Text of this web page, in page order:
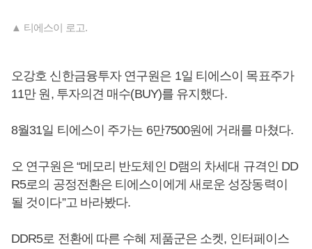
▲ 티에스이 로고.
오강호 신한금융투자 연구원은 1일 티에스이 목표주가
11만 원, 투자의견 매수(BUY)를 유지했다.
8월31일 티에스이 주가는 6만7500원에 거래를 마쳤다.
오 연구원은 “메모리 반도체인 D램의 차세대 규격인 DD
R5로의 공정전환은 티에스이에게 새로운 성장동력이
될 것이다”고 바라봤다.
DDR5로 전환에 따른 수혜 제품군은 소켓, 인터페이스